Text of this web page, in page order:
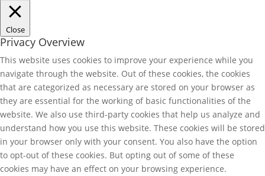
Close
Privacy Overview
This website uses cookies to improve your experience while you
navigate through the website. Out of these cookies, the cookies
that are categorized as necessary are stored on your browser as
they are essential for the working of basic functionalities of the
website. We also use third-party cookies that help us analyze and
understand how you use this website. These cookies will be stored
in your browser only with your consent. You also have the option
to opt-out of these cookies. But opting out of some of these
cookies may have an effect on your browsing experience.